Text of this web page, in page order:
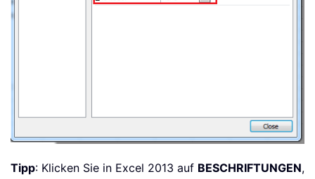
Tipp: Klicken Sie in Excel 2013 auf BESCHRIFTUNGEN,